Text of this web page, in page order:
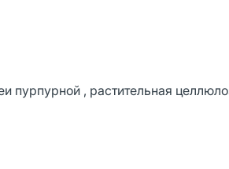
пурпурной , растительная